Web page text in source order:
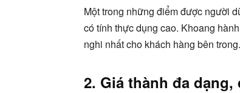
Một trong những điểm được người
có tính thực dụng cao. Khoang
nghi nhất cho khách hàng bên trong.
2. Giá thành đa